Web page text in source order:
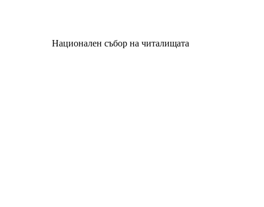
Национален събор на читалищата